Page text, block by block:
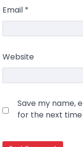
Email *
Website
Save my name,
for the next